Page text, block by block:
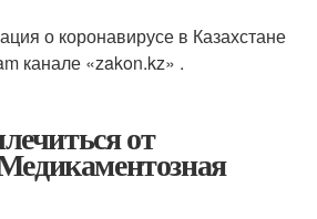
о коронавирусе в Казахстане
канале «zakon.kz» .
от